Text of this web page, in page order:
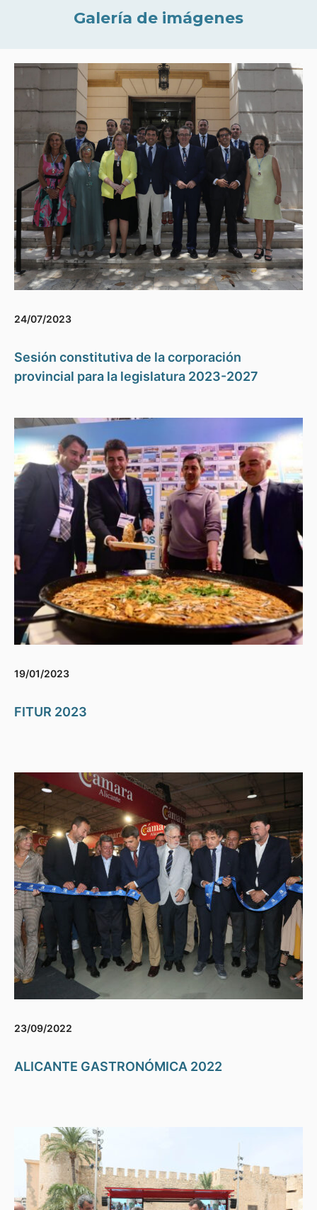
Galería de imágenes
24/07/2023
Sesión constitutiva de la corporación
provincial para la legislatura 2023-2027
19/01/2023
FITUR 2023
23/09/2022
ALICANTE GASTRONÓMICA 2022